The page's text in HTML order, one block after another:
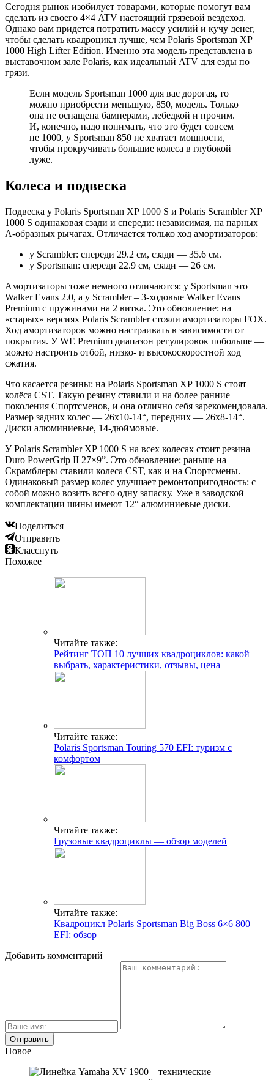
Сегодня рынок изобилует товарами, которые помогут вам
сделать из своего 4×4 ATV настоящий грязевой вездеход.
Однако вам придется потратить массу усилий и кучу денег,
чтобы сделать квадроцикл лучше, чем Polaris Sportsman XP
1000 High Lifter Edition. Именно эта модель представлена в
выставочном зале Polaris, как идеальный ATV для езды по
грязи.
Если модель Sportsman 1000 для вас дорогая, то
можно приобрести меньшую, 850, модель. Только
она не оснащена бамперами, лебедкой и прочим.
И, конечно, надо понимать, что это будет совсем
не 1000, у Sportsman 850 не хватает мощности,
чтобы прокручивать большие колеса в глубокой
луже.
Колеса и подвеска
Подвеска у Polaris Sportsman XP 1000 S и Polaris Scrambler XP
1000 S одинаковая сзади и спереди: независимая, на парных
А-образных рычагах. Отличается только ход амортизаторов:
у Scrambler: спереди 29.2 см, сзади — 35.6 см.
у Sportsman: спереди 22.9 см, сзади — 26 см.
Амортизаторы тоже немного отличаются: у Sportsman это
Walker Evans 2.0, а у Scrambler – 3-ходовые Walker Evans
Premium с пружинами на 2 витка. Это обновление: на
«старых» версиях Polaris Scrambler стояли амортизаторы FOX.
Ход амортизаторов можно настраивать в зависимости от
покрытия. У WE Premium диапазон регулировок побольше —
можно настроить отбой, низко- и высокоскоростной ход
сжатия.
Что касается резины: на Polaris Sportsman XP 1000 S стоят
колёса CST. Такую резину ставили и на более ранние
поколения Спортсменов, и она отлично себя зарекомендовала.
Размер задних колес — 26х10-14“, передних — 26х8-14“.
Диски алюминиевые, 14-дюймовые.
У Polaris Scrambler XP 1000 S на всех колесах стоит резина
Duro PowerGrip II 27×9”. Это обновление: раньше на
Скрамблеры ставили колеса CST, как и на Спортсмены.
Одинаковый размер колес улучшает ремонтопригодность: с
собой можно возить всего одну запаску. Уже в заводской
комплектации шины имеют 12“ алюминиевые диски.
Поделиться
Отправить
Класснуть
Похожее
Читайте также:
Рейтинг ТОП 10 лучших квадроциклов: какой
выбрать, характеристики, отзывы, цена
Читайте также:
Polaris Sportsman Touring 570 EFI: туризм с
комфортом
Читайте также:
Грузовые квадроциклы — обзор моделей
Читайте также:
Квадроцикл Polaris Sportsman Big Boss 6×6 800
EFI: обзор
Добавить комментарий
Новое